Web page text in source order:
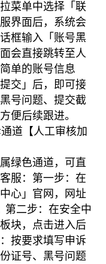
菜单中选择「联
界面后，系统会
框输入「账号黑
会直接跳转至人
单的账号信息
交」后，即可接
号问题、提交截
便后续跟进。
道【人工审核加
绿色通道，可直
服：第一步：在
心」官网，网址
第二步：在安全中
块，点击进入后
按要求填写申诉
证号、黑号问题